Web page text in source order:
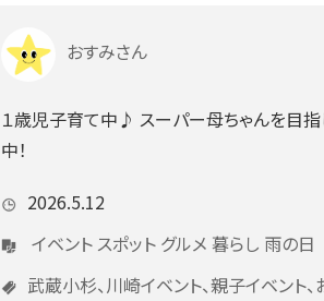
おすみさん
１歳児子育て中♪ スーパー母ちゃんを目
中！
2026.5.12
イベント スポット グルメ 暮らし 雨の日
武蔵小杉、川崎イベント、親子イベント